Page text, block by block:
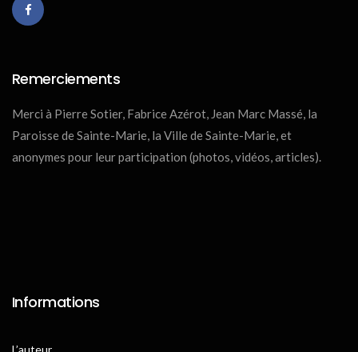
Remerciements
Merci à Pierre Sotier, Fabrice Azérot, Jean Marc Massé, la
Paroisse de Sainte-Marie, la Ville de Sainte-Marie, et
anonymes pour leur participation (photos, vidéos, articles).
Informations
L’auteur